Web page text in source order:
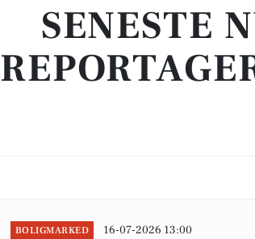
SENESTE
BOLIGMARKED 16-07-2026 13:00